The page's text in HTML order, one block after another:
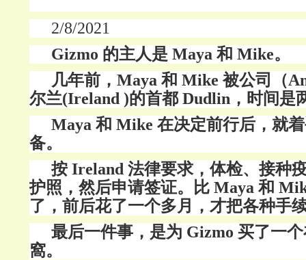
2/8/2021
Gizmo 的主人是 Maya 和 Mike。
几年前， Maya 和 Mike 被公司（
尔兰(Ireland )的首都 Dudlin，时间是
Maya 和 Mike 在决定前行后，就
备。
按 Ireland 法律要求，体检、接种
护照，然后申请签证。比 Maya 和
了，前后花了一个多月，才把各种手
最后一件事，是为 Gizmo 买了一
窩。